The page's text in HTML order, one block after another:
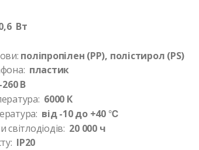
Вт
поліпропілен (PP), полістирол (PS)
пластик
260 В
6000 К
від -10 до +40 ℃
світлодіодів: 20 000 ч
IP20